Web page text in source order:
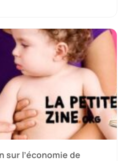
sur l’économie de